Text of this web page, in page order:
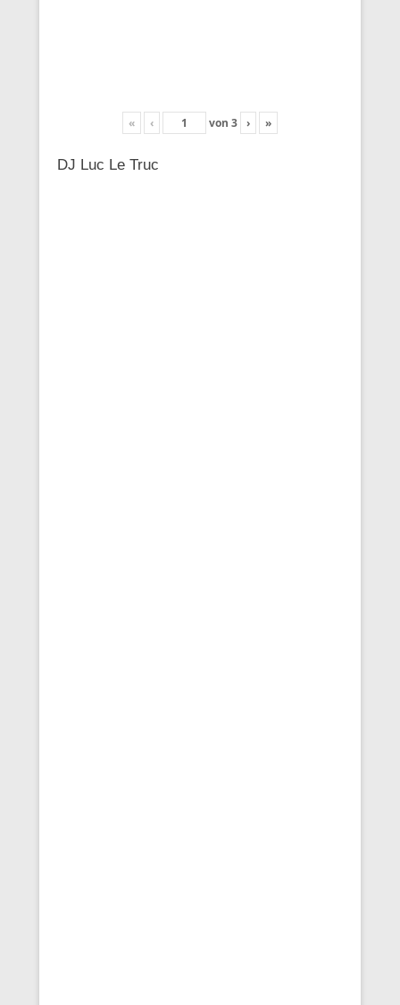
« ‹ von 3 › »
DJ Luc Le Truc